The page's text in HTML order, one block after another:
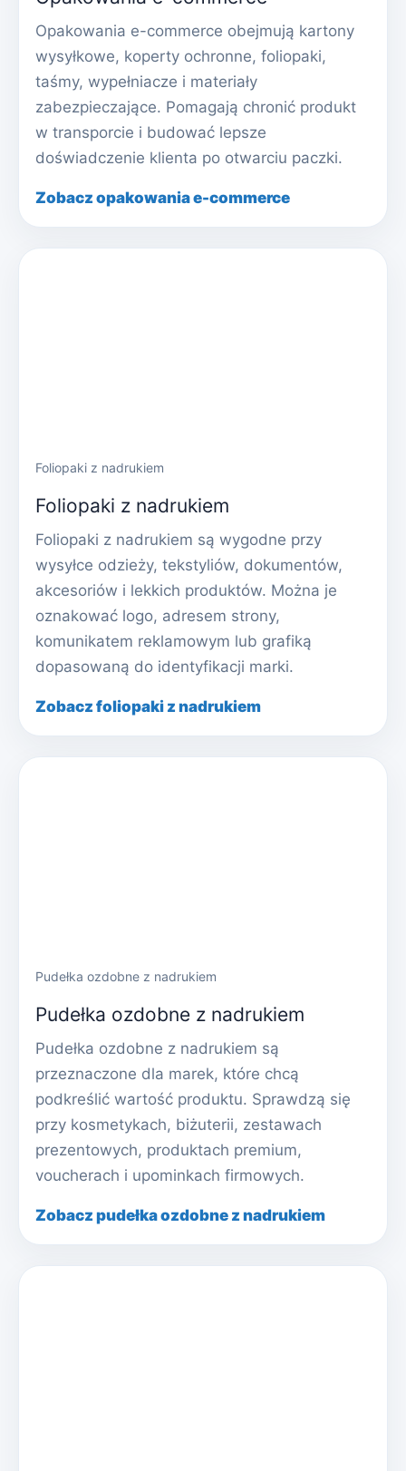
Opakowania e-commerce obejmują kartony
wysyłkowe, koperty ochronne, foliopaki,
taśmy, wypełniacze i materiały
zabezpieczające. Pomagają chronić produkt
w transporcie i budować lepsze
doświadczenie klienta po otwarciu paczki.
Zobacz opakowania e-commerce
Foliopaki z nadrukiem
Foliopaki z nadrukiem
Foliopaki z nadrukiem są wygodne przy
wysyłce odzieży, tekstyliów, dokumentów,
akcesoriów i lekkich produktów. Można je
oznakować logo, adresem strony,
komunikatem reklamowym lub grafiką
dopasowaną do identyfikacji marki.
Zobacz foliopaki z nadrukiem
Pudełka ozdobne z nadrukiem
Pudełka ozdobne z nadrukiem
Pudełka ozdobne z nadrukiem są
przeznaczone dla marek, które chcą
podkreślić wartość produktu. Sprawdzą się
przy kosmetykach, biżuterii, zestawach
prezentowych, produktach premium,
voucherach i upominkach firmowych.
Zobacz pudełka ozdobne z nadrukiem